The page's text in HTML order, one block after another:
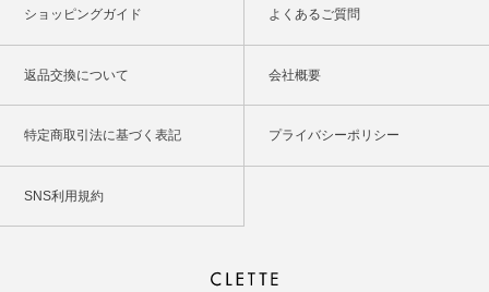
ショッピングガイド よくあるご質問
返品交換について 会社概要
特定商取引法に基づく表記 プライバシーポリシー
SNS利用規約